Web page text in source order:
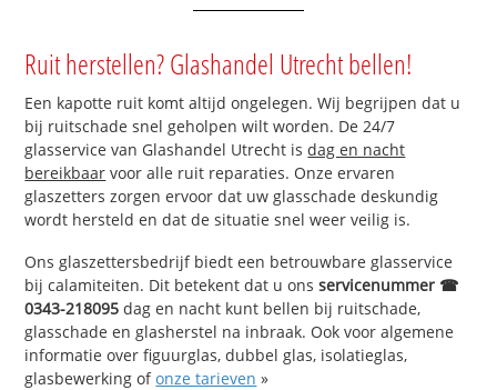
Ruit herstellen? Glashandel Utrecht bellen!
Een kapotte ruit komt altijd ongelegen. Wij begrijpen dat u
bij ruitschade snel geholpen wilt worden. De 24/7
glasservice van Glashandel Utrecht isdag en nacht
bereikbaar voor alle ruit reparaties. Onze ervaren
glaszetters zorgen ervoor dat uw glasschade deskundig
wordt hersteld en dat de situatie snel weer veilig is.
Ons glaszettersbedrijf biedt een betrouwbare glasservice
bij calamiteiten. Dit betekent dat u onsservicenummer ☎
0343-218095 dag en nacht kunt bellen bij ruitschade,
glasschade en glasherstel na inbraak. Ook voor algemene
informatie over figuurglas, dubbel glas, isolatieglas,
glasbewerking ofonze tarieven »